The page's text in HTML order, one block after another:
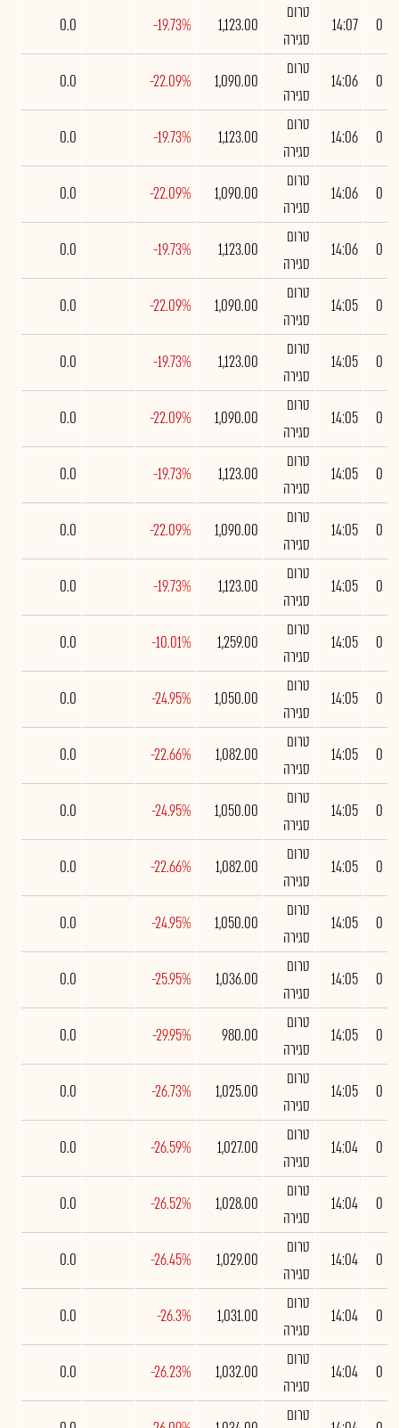
0
14:07
טרום
סגירה
1,123.00
-19.73%
0.0
0
14:06
טרום
סגירה
1,090.00
-22.09%
0.0
0
14:06
טרום
סגירה
1,123.00
-19.73%
0.0
0
14:06
טרום
סגירה
1,090.00
-22.09%
0.0
0
14:06
טרום
סגירה
1,123.00
-19.73%
0.0
0
14:05
טרום
סגירה
1,090.00
-22.09%
0.0
0
14:05
טרום
סגירה
1,123.00
-19.73%
0.0
0
14:05
טרום
סגירה
1,090.00
-22.09%
0.0
0
14:05
טרום
סגירה
1,123.00
-19.73%
0.0
0
14:05
טרום
סגירה
1,090.00
-22.09%
0.0
0
14:05
טרום
סגירה
1,123.00
-19.73%
0.0
0
14:05
טרום
סגירה
1,259.00
-10.01%
0.0
0
14:05
טרום
סגירה
1,050.00
-24.95%
0.0
0
14:05
טרום
סגירה
1,082.00
-22.66%
0.0
0
14:05
טרום
סגירה
1,050.00
-24.95%
0.0
0
14:05
טרום
סגירה
1,082.00
-22.66%
0.0
0
14:05
טרום
סגירה
1,050.00
-24.95%
0.0
0
14:05
טרום
סגירה
1,036.00
-25.95%
0.0
0
14:05
טרום
סגירה
980.00
-29.95%
0.0
0
14:05
טרום
סגירה
1,025.00
-26.73%
0.0
0
14:04
טרום
סגירה
1,027.00
-26.59%
0.0
0
14:04
טרום
סגירה
1,028.00
-26.52%
0.0
0
14:04
טרום
סגירה
1,029.00
-26.45%
0.0
0
14:04
טרום
סגירה
1,031.00
-26.3%
0.0
0
14:04
טרום
סגירה
1,032.00
-26.23%
0.0
טרום